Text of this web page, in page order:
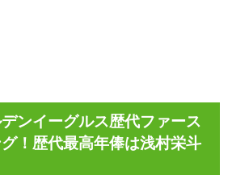
ンイーグルス歴代ファース
グ！歴代最高年俸は浅村栄斗